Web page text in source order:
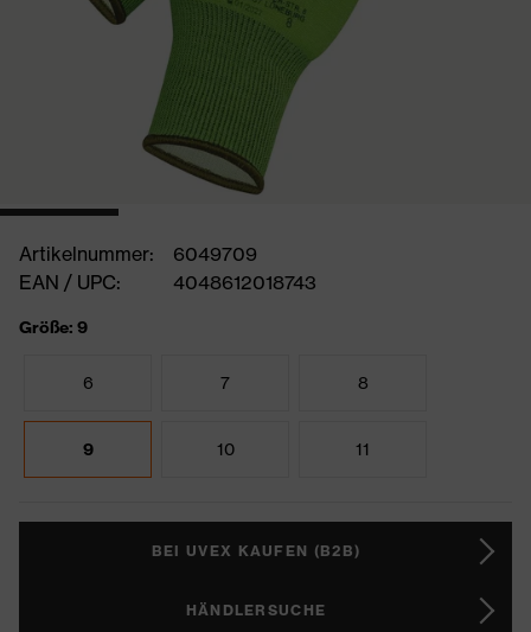
Artikelnummer:
6049709
EAN / UPC:
4048612018743
Größe: 9
6 7 8
9 10 11
BEI UVEX KAUFEN (B2B)
HÄNDLERSUCHE